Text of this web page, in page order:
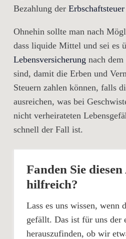
Bezahlung der Erbschaftsteuer
Ohnehin sollte man nach
dass liquide Mittel und sei es
Lebensversicherung nach
sind, damit die Erben und
Steuern zahlen können, falls
ausreichen, was bei
nicht verheirateten
schnell der Fall ist.
Fanden Sie
hilfreich?
Lass es uns wissen, wenn
gefällt. Das ist für uns der
herauszufinden, ob wir